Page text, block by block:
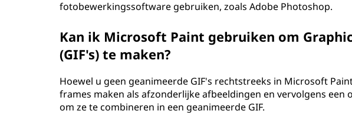
fotobewerkingssoftware gebruiken, zoals Adobe Photoshop.
Kan ik Microsoft Paint gebruiken om
(GIF's) te maken?
Hoewel u geen geanimeerde GIF's rechtstreeks in Microsoft
frames maken als afzonderlijke afbeeldingen en vervolgens
om ze te combineren in een geanimeerde GIF.